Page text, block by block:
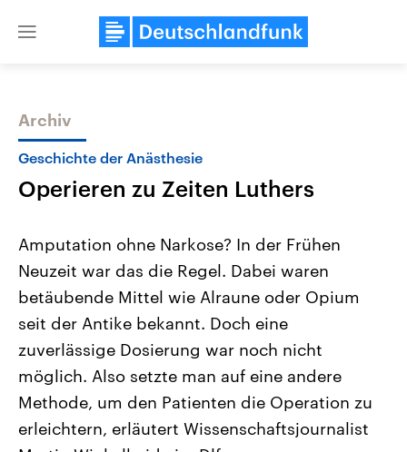
Close
Themen
Landtagswahl Sachsen-Anhalt
2026
Alle Informationen
Sachsen-Anhalt wählt am 6.
September 2026 einen neuen
Landtag. Seit 2021 wird das
Bundesland von einer Koalition aus
Umfragen, Prognosen,
Wahlprogramme, aktuelle Berichte
USA
Aktuelle Beiträge,
Hintergründe
Wirtschaftlich und
gehören die Vereinigten
mit großem Einfluss auf
Archiv
Geschichte der Anästhesie
Operieren zu Zeiten Luthers
Amputation ohne Narkose? In der Frühen
Neuzeit war das die Regel. Dabei waren
betäubende Mittel wie Alraune oder Opium
seit der Antike bekannt. Doch eine
zuverlässige Dosierung war noch nicht
möglich. Also setzte man auf eine andere
Methode, um den Patienten die Operation zu
erleichtern, erläutert Wissenschaftsjournalist